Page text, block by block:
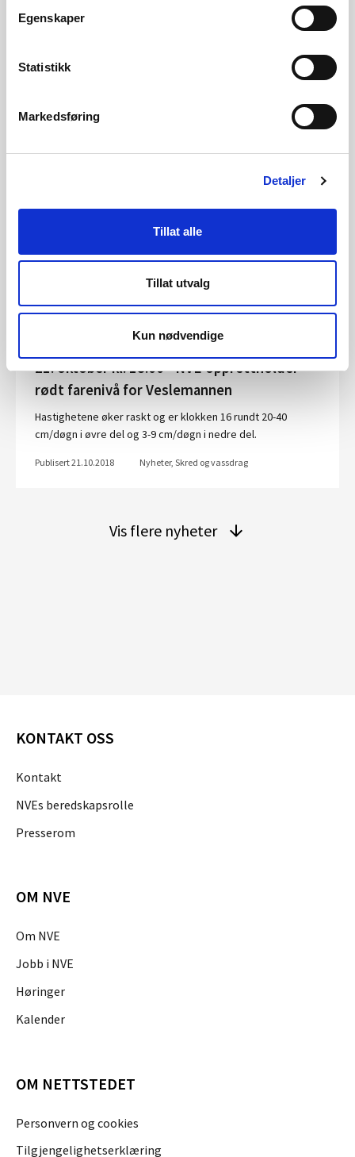
Egenskaper
Statistikk
Markedsføring
Detaljer
Tillat alle
Tillat utvalg
Kun nødvendige
Dalen i Telemark har fått betre tryggleik
NVE har bygd flaum- og erosjonssikring for å betre
tryggleiken i Dalen i Telemark. Måndag 22. oktober vart
22. oktober: NVE opprettheld raudt farenivå
for Veslemannen
Bevegelsane er noko reduserte, men framleis høge
Publisert 22.10.2018 Nyheter, Skred og vassdrag
21. oktober kl. 18.00 - NVE opprettholder
rødt farenivå for Veslemannen
Hastighetene øker raskt og er klokken 16 rundt 20-40
cm/døgn i øvre del og 3-9 cm/døgn i nedre del.
Publisert 21.10.2018 Nyheter, Skred og vassdrag
Vis flere nyheter
KONTAKT OSS
Kontakt
NVEs beredskapsrolle
Presserom
OM NVE
Om NVE
Jobb i NVE
Høringer
Kalender
OM NETTSTEDET
Personvern og cookies
Tilgjengelighetserklæring